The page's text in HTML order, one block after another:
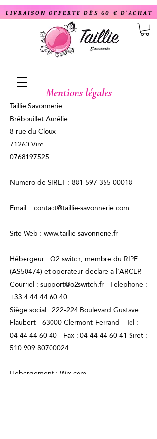
LIVRAISON OFFERTE DÈS 60 € D'ACHAT
Mentions légales
Taillie Savonnerie
Brébouillet Aurélie
8 rue du Cloux
71260 Viré
0768197525
Numéro de SIRET : 881 597 355 00018
Email : contact@taillie-savonnerie.com
Site Web : www.taillie-savonnerie.fr
Hébergeur : O2 switch, membre du RIPE
(AS50474) et opérateur déclaré à l'ARCEP.
Courriel :support@o2switch.fr- Téléphone :
+33 4 44 44 60 40
Siège social : 222-224 Boulevard Gustave
Flaubert - 63000 Clermont-Ferrand - Tel :
04 44 44 60 40- Fax :04 44 44 60 41 Siret :
510 909 80700024
Hébergement : Wix.com